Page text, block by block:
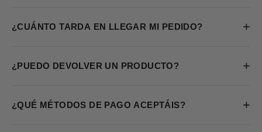
¿CUÁNTO TARDA EN LLEGAR MI PEDIDO? +
¿PUEDO DEVOLVER UN PRODUCTO? +
¿QUÉ MÉTODOS DE PAGO ACEPTÁIS? +